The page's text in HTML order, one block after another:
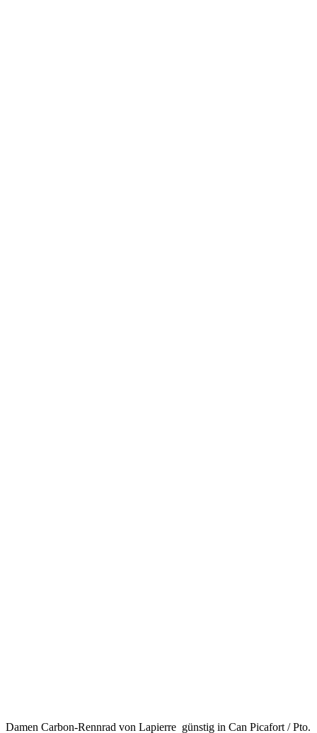
Damen Carbon-Rennrad von Lapierre günstig in Can Picafort / Pto.